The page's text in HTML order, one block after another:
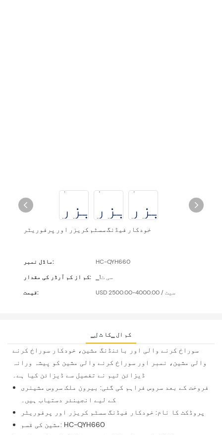
خودکار فیڈنگ سسٹم کریزر اور پرفوریٹر
ماڈل نمبر:
HC-QYH660
کم از کم آرڈر کی مقدار:
▁سی ٹ1
قیمت:
USD 2500.00-4000.00 / سیٹ
▁کم ال ▁کا ٹ ل
سوراخ کرنے والی اور بائنڈنگ مشین، خودکار سوراخ کرنے
والی مشین، نمبر اور سوراخ کرنے والی مشین کو پیشہ ورانہ
ڈیزائن ٹیم نے تفصیل سے ڈیزائن کیا ہے۔
فروخت کے بعد سروس فراہم کی گئی: بیرون ملک سروس مشینری
کے لیے انجینئر دستیاب ہیں۔
پروڈکٹ کا نام: خودکار فیڈنگ سسٹم کریزر اور پرفوریٹر
مشین کی قسم: HC-QYH660